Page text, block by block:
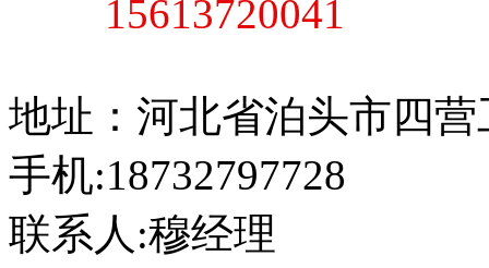
15613720041
地址：河北省泊头市四营
手机:18732797728
联系人:穆经理